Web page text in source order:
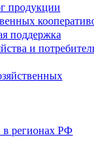
продукции
поддержка
и
в регионах РФ